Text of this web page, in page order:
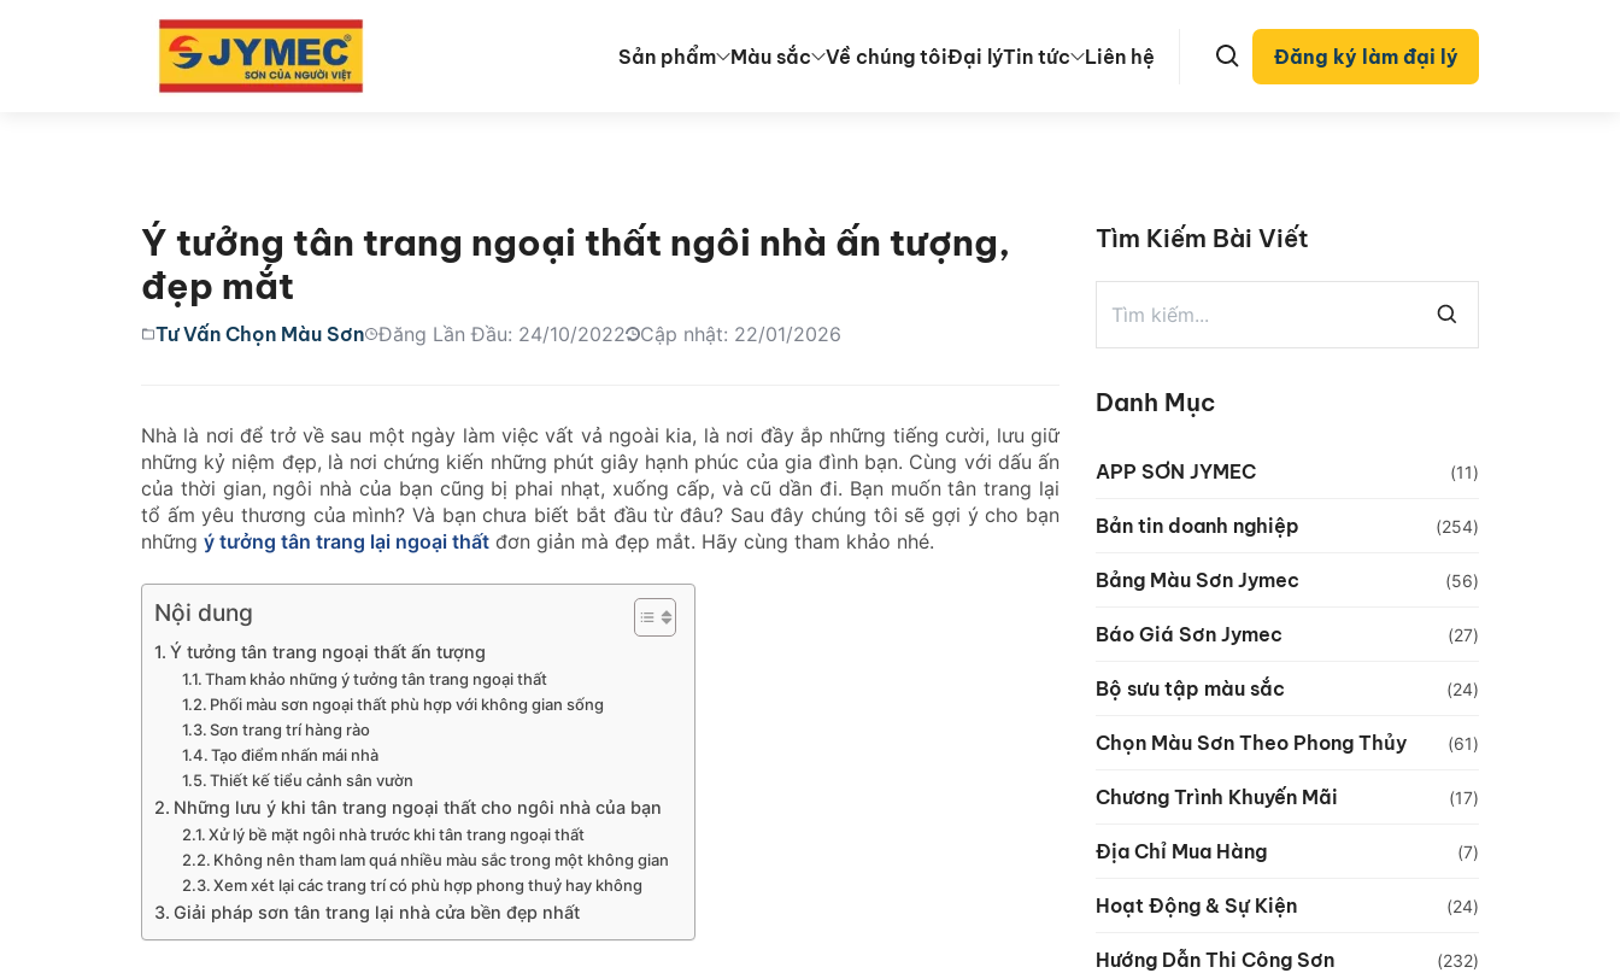
Sản phẩm Màu sắc Về chúng tôiĐại lýTin tức Liên hệ Đăng ký làm đại lý
Ý tưởng tân trang ngoại thất ngôi nhà ấn tượng,
đẹp mắt
Tư Vấn Chọn Màu Sơn Đăng Lần Đầu: 24/10/2022 Cập nhật: 22/01/2026
Nhà là nơi để trở về sau một ngày làm việc vất vả ngoài kia, là nơi đầy ắp những tiếng cười, lưu giữ
những kỷ niệm đẹp, là nơi chứng kiến những phút giây hạnh phúc của gia đình bạn. Cùng với dấu ấn
của thời gian, ngôi nhà của bạn cũng bị phai nhạt, xuống cấp, và cũ dần đi. Bạn muốn tân trang lại
tổ ấm yêu thương của mình? Và bạn chưa biết bắt đầu từ đâu? Sau đây chúng tôi sẽ gợi ý cho bạn
những ý tưởng tân trang lại ngoại thất đơn giản mà đẹp mắt. Hãy cùng tham khảo nhé.
Nội dung
Ý tưởng tân trang ngoại thất ấn tượng
Tham khảo những ý tưởng tân trang ngoại thất
Phối màu sơn ngoại thất phù hợp với không gian sống
Sơn trang trí hàng rào
Tạo điểm nhấn mái nhà
Thiết kế tiểu cảnh sân vườn
Những lưu ý khi tân trang ngoại thất cho ngôi nhà của bạn
Xử lý bề mặt ngôi nhà trước khi tân trang ngoại thất
Không nên tham lam quá nhiều màu sắc trong một không gian
Xem xét lại các trang trí có phù hợp phong thuỷ hay không
Giải pháp sơn tân trang lại nhà cửa bền đẹp nhất
Tìm Kiếm Bài Viết
Danh Mục
APP SƠN JYMEC (11)
Bản tin doanh nghiệp (254)
Bảng Màu Sơn Jymec (56)
Báo Giá Sơn Jymec (27)
Bộ sưu tập màu sắc (24)
Chọn Màu Sơn Theo Phong Thủy (61)
Chương Trình Khuyến Mãi (17)
Địa Chỉ Mua Hàng (7)
Hoạt Động & Sự Kiện (24)
Hướng Dẫn Thi Công Sơn (232)